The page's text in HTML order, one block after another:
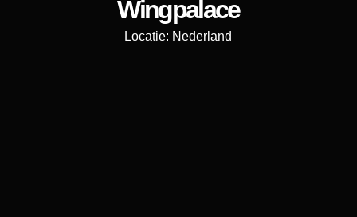
Wingpalace
Locatie: Nederland